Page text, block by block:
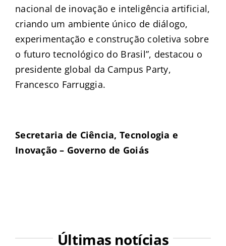
nacional de inovação e inteligência artificial,
criando um ambiente único de diálogo,
experimentação e construção coletiva sobre
o futuro tecnológico do Brasil”, destacou o
presidente global da Campus Party,
Francesco Farruggia.
Secretaria de Ciência, Tecnologia e
Inovação – Governo de Goiás
Últimas notícias